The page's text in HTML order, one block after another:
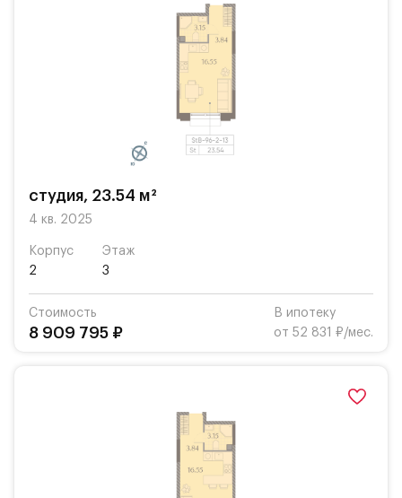
студия, 23.54 м²
4 кв. 2025
Корпус
2
Этаж
3
Стоимость
8 909 795 ₽
В ипотеку
от 52 831 ₽/мес.